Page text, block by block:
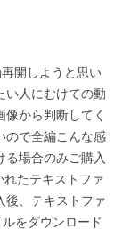
開しようと思い
い人にむけての動
から判断してく
ので全編こんな感
る場合のみご購入
れたテキストファ
後、テキストファ
をダウンロード